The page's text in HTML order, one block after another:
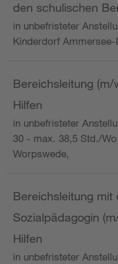
den schulischen
in unbefristeter
Kinderdorf
Bereichsleitung
Hilfen
in unbefristeter
30 - max. 38,5 Std./
Worpswede,
Bereichsleitung mit
Sozialpädagogin
Hilfen
in unbefristeter